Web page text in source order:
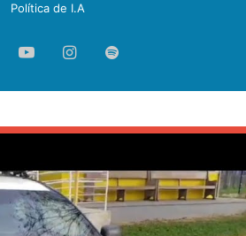
Política de I.A
FacebookYouTubeInstagram
Spotify